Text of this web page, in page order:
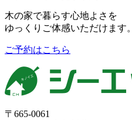
木の家で暮らす心地よさを
ゆっくりご体感いただけます。
ご予約はこちら
〒665-0061